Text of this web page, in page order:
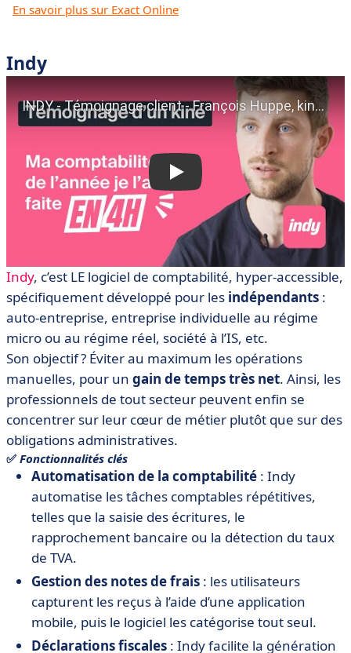
En savoir plus sur Exact Online
Indy
Indy, c’est LE logiciel de comptabilité, hyper-accessible,
spécifiquement développé pour les indépendants :
auto-entreprise, entreprise individuelle au régime
micro ou au régime réel, société à l’IS, etc.
Son objectif ? Éviter au maximum les opérations
manuelles, pour un gain de temps très net. Ainsi, les
professionnels de tout secteur peuvent enfin se
concentrer sur leur cœur de métier plutôt que sur des
obligations administratives.
✅ Fonctionnalités clés
Automatisation de la comptabilité : Indy
automatise les tâches comptables répétitives,
telles que la saisie des écritures, le
rapprochement bancaire ou la détection du taux
de TVA.
Gestion des notes de frais : les utilisateurs
capturent les reçus à l’aide d’une application
mobile, puis le logiciel les catégorise tout seul.
Déclarations fiscales : Indy facilite la génération